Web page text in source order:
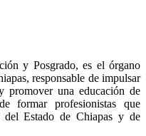
y Posgrado, es el órgano
responsable de impulsar
promover una educación de
formar profesionistas que
del Estado de Chiapas y de